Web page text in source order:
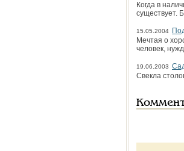
Когда в
существует.
15.05.2004
Мечтая о
человек,
19.06.2003
Свекла